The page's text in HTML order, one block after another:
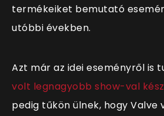
termékeiket bemutató
utóbbi években.
Azt már az idei eseményről is
volt legnagyobb show-val
pedig tűkön ülnek, hogy